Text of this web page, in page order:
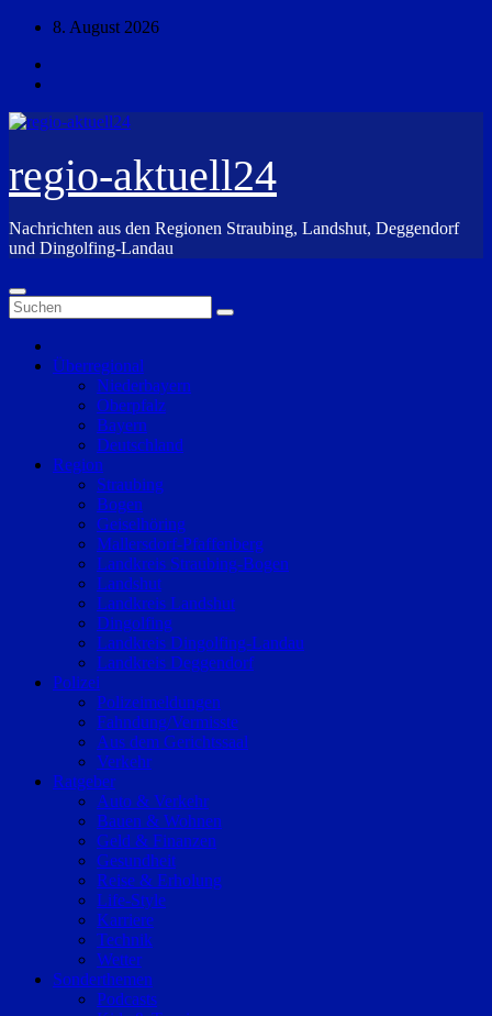
Zum
springen
8. August 2026
regio-aktuell24
Nachrichten aus den Regionen Straubing, Landshut, Deggendorf
und Dingolfing-Landau
Überregional
Niederbayern
Oberpfalz
Bayern
Deutschland
Region
Straubing
Bogen
Geiselhöring
Mallersdorf-Pfaffenberg
Landkreis Straubing-Bogen
Landshut
Landkreis Landshut
Dingolfing
Landkreis Dingolfing-Landau
Landkreis Deggendorf
Polizei
Polizeimeldungen
Fahndung/Vermisste
Aus dem Gerichtssaal
Verkehr
Ratgeber
Auto & Verkehr
Bauen & Wohnen
Geld & Finanzen
Gesundheit
Reise & Erholung
Life-Style
Karriere
Technik
Wetter
Sonderthemen
Podcasts